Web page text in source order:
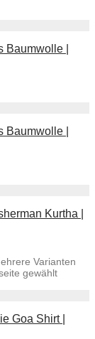
|
|
Kurtha |
Varianten
gewählt
Goa Shirt |